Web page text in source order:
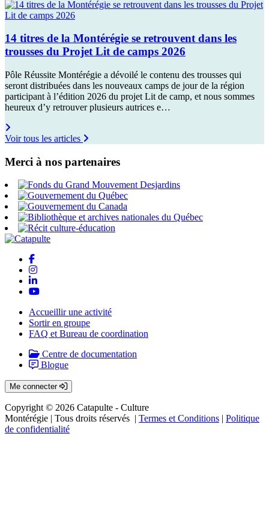
14 titres de la Montérégie se retrouvent dans les
trousses du Projet Lit de camps 2026
Pôle Réussite Montérégie a dévoilé le contenu des trousses qui
seront distribuées dans les nouveaux camps de jour de la région
participant à l’édition 2026 du projet Lit de camp, et nous sommes
heureux d’y retrouver plusieurs autrices e…
Voir tous les articles
Merci à nos partenaires
Accueillir une activité
Sortir en groupe
FAQ et Bureau de coordination
Centre de documentation
Blogue
Me connecter
Copyright © 2026 Catapulte - Culture
Montérégie | Tous droits réservés | Termes et Conditions | Politique
de confidentialité